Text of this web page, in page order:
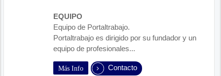
EQUIPO
Equipo de Portaltrabajo.
Portaltrabajo es dirigido por su fundador y un
equipo de profesionales...
Más Info Contacto